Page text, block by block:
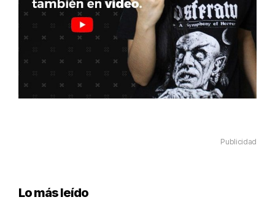
Publicidad
Lo más leído